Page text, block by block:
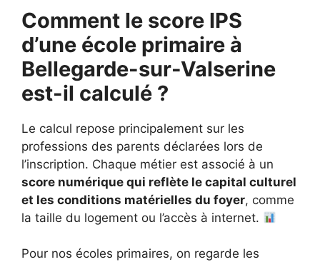
Comment le score IPS
d’une école primaire à
Bellegarde-sur-Valserine
est-il calculé ?
Le calcul repose principalement sur les
professions des parents déclarées lors de
l’inscription. Chaque métier est associé à un
score numérique qui reflète le capital culturel
et les conditions matérielles du foyer, comme
la taille du logement ou l’accès à internet.
Pour nos écoles primaires, on regarde les